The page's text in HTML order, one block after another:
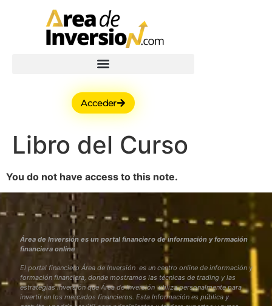
Acceder
Libro del Curso
You do not have access to this note.
Área de Inversión es un portal financiero de información y formación
financiera online
El portal financiero Área de Inversión es un centro online de información y
formación financiera, donde mostramos las técnicas de trading y las
estrategias inversión que Área de Inversión utiliza personalmente para
invertir en los mercados financieros. Esta Información es pública y